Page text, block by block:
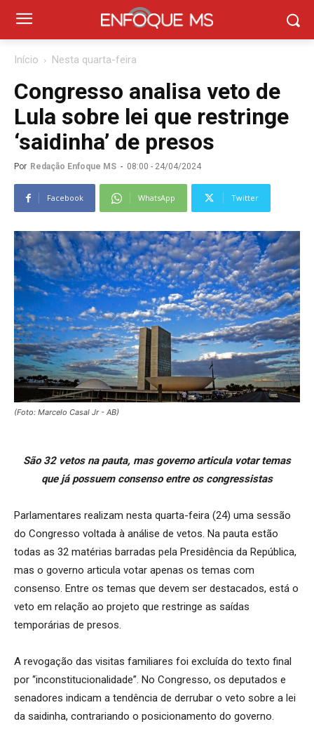
Início Nesta quarta-feira
Congresso analisa veto de
Lula sobre lei que restringe
‘saidinha’ de presos
Por Redação Enfoque MS - 08:00 - 24/04/2024
Facebook WhatsApp Twitter
(Foto: Marcelo Casal Jr - AB)
São 32 vetos na pauta, mas governo articula votar temas
que já possuem consenso entre os congressistas
Parlamentares realizam nesta quarta-feira (24) uma sessão
do Congresso voltada à análise de vetos. Na pauta estão
todas as 32 matérias barradas pela Presidência da República,
mas o governo articula votar apenas os temas com
consenso. Entre os temas que devem ser destacados, está o
veto em relação ao projeto que restringe as saídas
temporárias de presos.
A revogação das visitas familiares foi excluída do texto final
por “inconstitucionalidade”. No Congresso, os deputados e
senadores indicam a tendência de derrubar o veto sobre a lei
da saidinha, contrariando o posicionamento do governo.